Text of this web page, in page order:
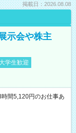
掲載日：2026.08.08
示会や株主
大学生歓迎
間5,120円のお仕事あ